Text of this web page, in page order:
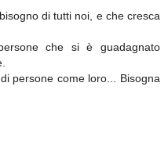
di tutti noi, e che cresca
che si è guadagnato
persone come loro... Bisogna